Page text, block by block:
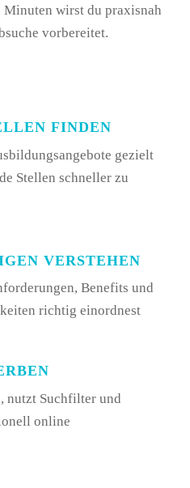
wirst du praxisnah
vorbereitet.
FINDEN
gezielt
Stellen schneller zu
VERSTEHEN
Benefits und
richtig einordnest
nutzt Suchfilter und
online